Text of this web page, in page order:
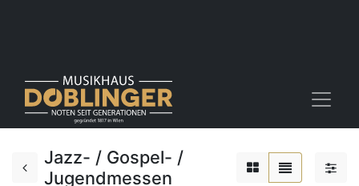
Jazz- / Gospel- /
Jugendmessen